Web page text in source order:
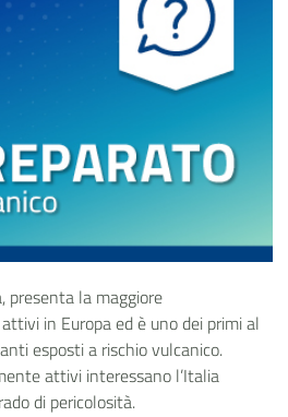
presenta la maggiore
in Europa ed è uno dei primi al
esposti a rischio vulcanico.
attivi interessano l’Italia
di pericolosità.